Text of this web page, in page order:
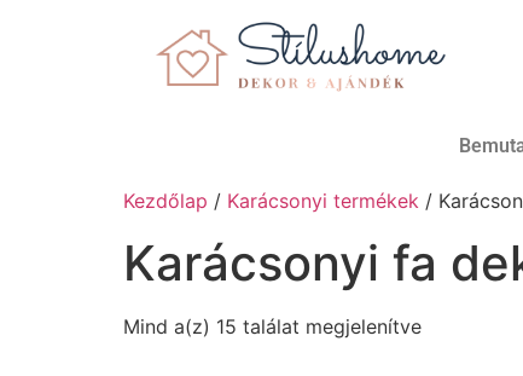
Kezdőlap / Karácsonyi termékek /
Karácsonyi fa
Mind a(z) 15 találat megjelenítve